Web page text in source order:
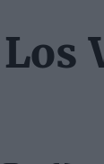
Los